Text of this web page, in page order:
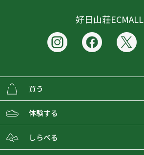
好日山荘ECMALL
買う
ECMALLの商品をさがす
取り扱いブランド一覧
体験する
おとな女子登山部
しらべる